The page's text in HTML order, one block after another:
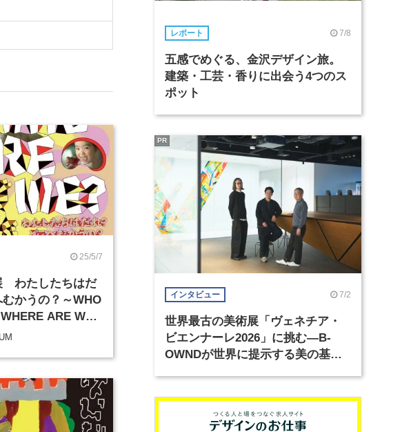
25/5/7
わたしたちはだ
かうの？～WHO
ARE WE
レポート 7/8
五感でめぐる、金沢デザイン旅。
建築・工芸・香りに出会う4つのス
ポット
インタビュー 7/2
世界最古の美術展「ヴェネチア・
ビエンナーレ2026」に挑む―B-
OWNDが世界に提示する美の基準
PR